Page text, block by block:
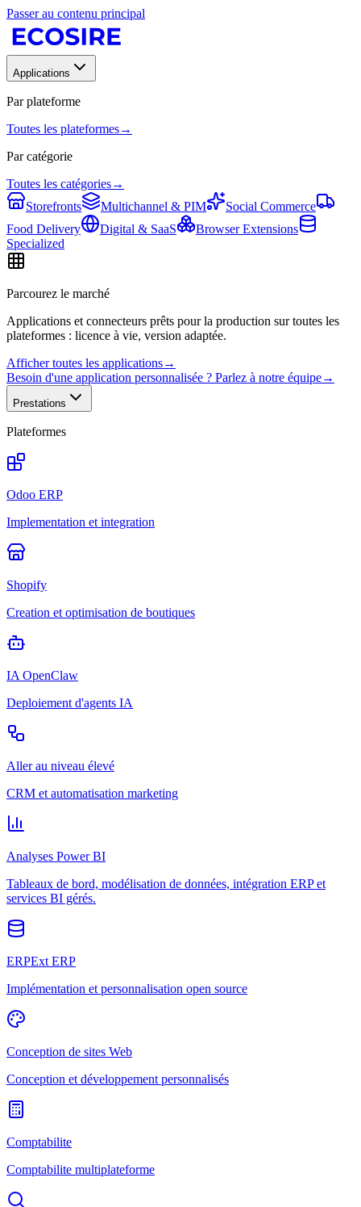
Passer au contenu principal
Applications
Par plateforme
Toutes les plateformes→
Par catégorie
Toutes les catégories→
Storefronts
Multichannel & PIM
Social Commerce
Food Delivery
Digital & SaaS
Browser Extensions
Specialized
Parcourez le marché
Applications et connecteurs prêts pour la production sur toutes les
plateformes : licence à vie, version adaptée.
Afficher toutes les applications→
Besoin d'une application personnalisée ? Parlez à notre équipe→
Prestations
Plateformes
Odoo ERP
Implementation et integration
Shopify
Creation et optimisation de boutiques
IA OpenClaw
Deploiement d'agents IA
Aller au niveau élevé
CRM et automatisation marketing
Analyses Power BI
Tableaux de bord, modélisation de données, intégration ERP et
services BI gérés.
ERPExt ERP
Implémentation et personnalisation open source
Conception de sites Web
Conception et développement personnalisés
Comptabilite
Comptabilite multiplateforme